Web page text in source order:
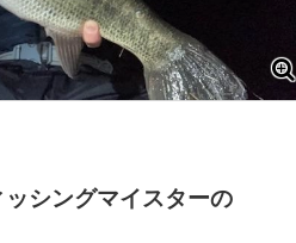
シングマイスターの